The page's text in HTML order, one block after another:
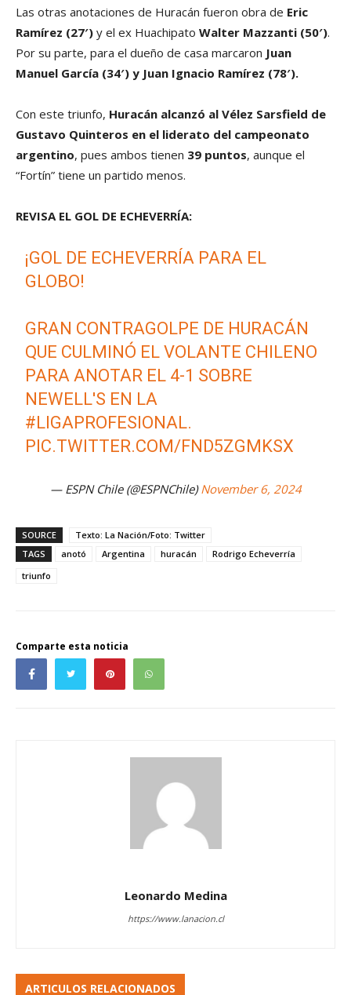
Las otras anotaciones de Huracán fueron obra de Eric
Ramírez (27′) y el ex Huachipato Walter Mazzanti (50′).
Por su parte, para el dueño de casa marcaron Juan
Manuel García (34′) y Juan Ignacio Ramírez (78′).
Con este triunfo, Huracán alcanzó al Vélez Sarsfield de
Gustavo Quinteros en el liderato del campeonato
argentino, pues ambos tienen 39 puntos, aunque el
“Fortín” tiene un partido menos.
REVISA EL GOL DE ECHEVERRÍA:
¡GOL DE ECHEVERRÍA PARA EL
GLOBO!
GRAN CONTRAGOLPE DE HURACÁN
QUE CULMINÓ EL VOLANTE CHILENO
PARA ANOTAR EL 4-1 SOBRE
NEWELL'S EN LA
#LIGAPROFESIONAL.
PIC.TWITTER.COM/FND5ZGMKSX
— ESPN Chile (@ESPNChile)November 6, 2024
SOURCE
Texto: La Nación/Foto: Twitter
TAGS
anotó Argentina huracán
Rodrigo Echeverría
triunfo
Comparte esta noticia
Leonardo Medina
https://www.lanacion.cl
ARTICULOS RELACIONADOS